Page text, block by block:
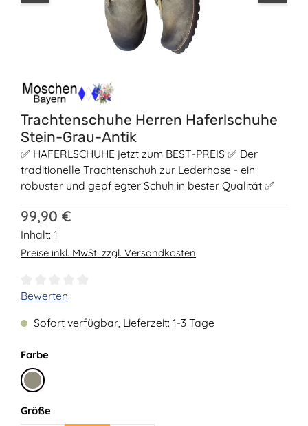
Trachtenschuhe Herren Haferlschuhe
Stein-Grau-Antik
✅ HAFERLSCHUHE jetzt zum BEST-PREIS ✅ Der
traditionelle Trachtenschuh zur Lederhose - ein
robuster und gepflegter Schuh in bester Qualität ✅
Regulärer Preis:
99,90 €
Inhalt: 1
Preise inkl. MwSt. zzgl. Versandkosten
Durchschnittliche Bewertung von 0 von 5 Sternen
Bewerten
Sofort verfügbar, Lieferzeit: 1-3 Tage
Farbeauswählen
Stein
Größeauswählen